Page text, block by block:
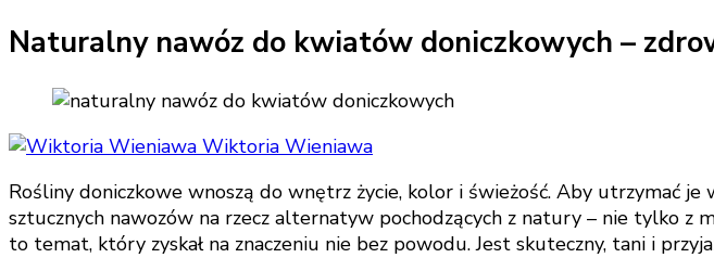
Naturalny nawóz do kwiatów doniczkowych –
Wiktoria Wieniawa
Rośliny doniczkowe wnoszą do wnętrz życie, kolor i świeżość. Aby utrzymać
sztucznych nawozów na rzecz alternatyw pochodzących z natury – nie tylko
to temat, który zyskał na znaczeniu nie bez powodu. Jest skuteczny, tani i